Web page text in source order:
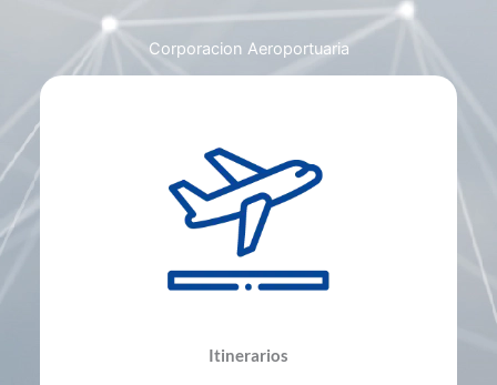
Corporacion Aeroportuaria
Itinerarios